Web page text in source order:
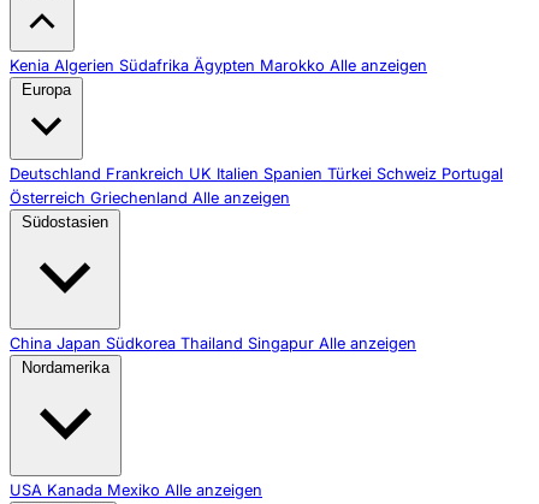
Kenia Algerien Südafrika Ägypten Marokko Alle anzeigen
Europa
Deutschland Frankreich UK Italien Spanien Türkei Schweiz Portugal
Österreich Griechenland Alle anzeigen
Südostasien
China Japan Südkorea Thailand Singapur Alle anzeigen
Nordamerika
USA Kanada Mexiko Alle anzeigen